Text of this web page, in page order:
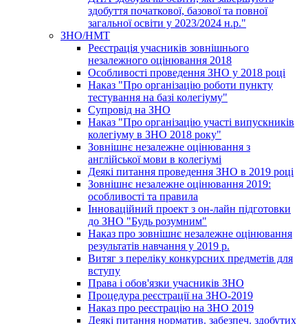
здобуття початкової, базової та повної
загальної освіти у 2023/2024 н.р."
ЗНО/НМТ
Реєстрація учасників зовнішнього
незалежного оцінювання 2018
Особливості проведення ЗНО у 2018 році
Наказ "Про організацію роботи пункту
тестування на базі колегіуму"
Супровід на ЗНО
Наказ "Про організацію участі випускників
колегіуму в ЗНО 2018 року"
Зовнішнє незалежне оцінювання з
англійської мови в колегіумі
Деякі питання проведення ЗНО в 2019 році
Зовнішнє незалежне оцінювання 2019:
особливості та правила
Інноваційний проект з он-лайн підготовки
до ЗНО "Будь розумним"
Наказ про зовнішнє незалежне оцінювання
результатів навчання у 2019 р.
Витяг з переліку конкурсних предметів для
вступу
Права і обов'язки учасників ЗНО
Процедура реєстрації на ЗНО-2019
Наказ про реєстрацію на ЗНО 2019
Деякі питання норматив. забезпеч. здобутих